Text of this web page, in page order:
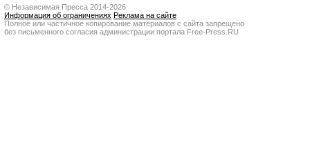
© Независимая Пресса 2014-2026
Информация об ограничениях Реклама на сайте
Полное или частичное копирование материалов с сайта запрещено
без письменного согласия администрации портала Free-Press.RU